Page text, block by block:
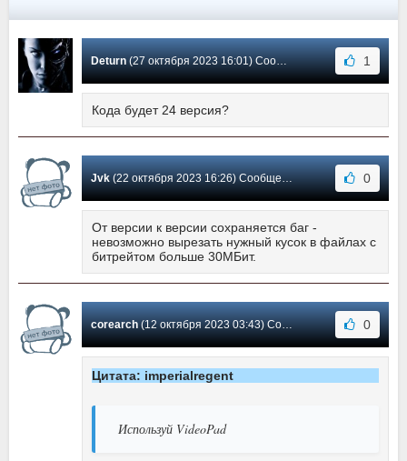
Deturn(27 октября 2023 16:01) Сообщение #572 1
Кода будет 24 версия?
Jvk(22 октября 2023 16:26) Сообщение #571 0
От версии к версии сохраняется баг -
невозможно вырезать нужный кусок в файлах с
битрейтом больше 30МБит.
corearch(12 октября 2023 03:43) Сообщение #570 0
Цитата: imperialregent
Используй VideoPad